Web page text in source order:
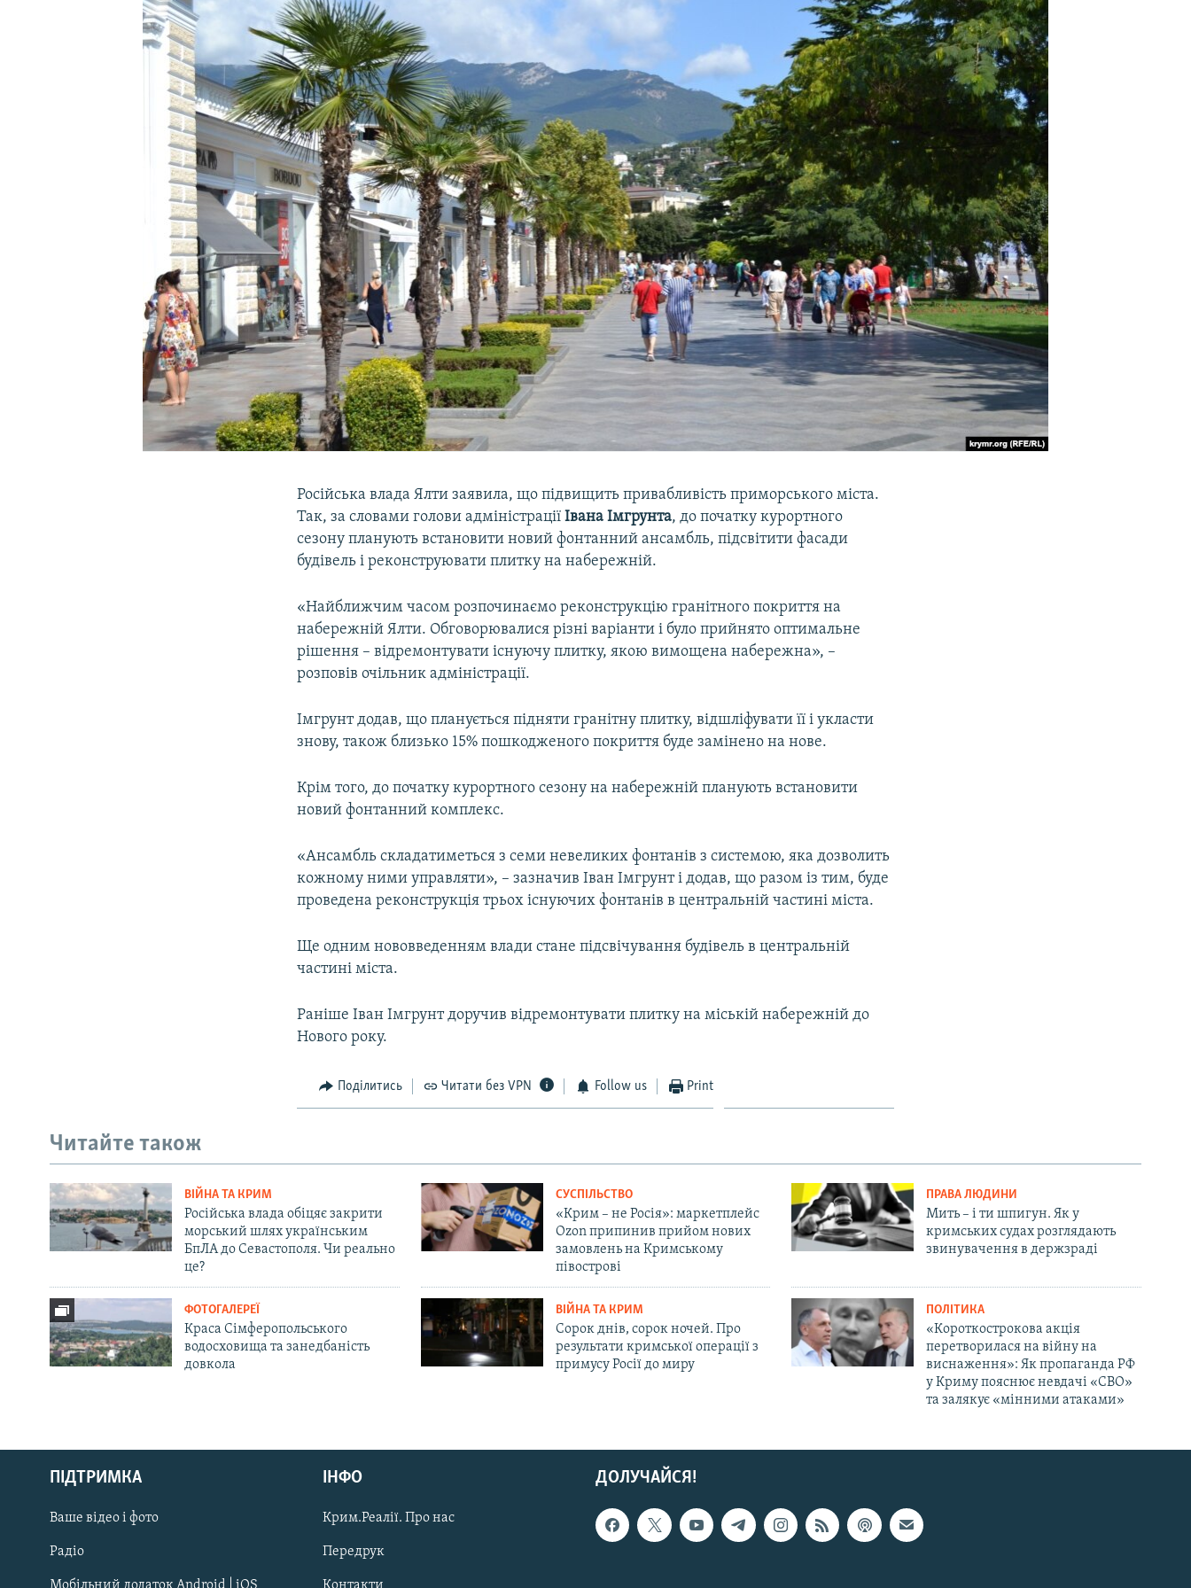
УКРАЇНСЬКА ПРОБЛЕМА КРИМУ
Русский
Qırımtatar
ДОЛУЧАЙСЯ!
Російська влада Ялти заявила, що підвищить привабливість приморського міста.
Так, за словами голови адміністрації Івана Імгрунта, до початку курортного
сезону планують встановити новий фонтанний ансамбль, підсвітити фасади
будівель і реконструювати плитку на набережній.
«Найближчим часом розпочинаємо реконструкцію гранітного покриття на
набережній Ялти. Обговорювалися різні варіанти і було прийнято оптимальне
рішення – відремонтувати існуючу плитку, якою вимощена набережна», –
розповів очільник адміністрації.
Імгрунт додав, що планується підняти гранітну плитку, відшліфувати її і укласти
знову, також близько 15% пошкодженого покриття буде замінено на нове.
Крім того, до початку курортного сезону на набережній планують встановити
новий фонтанний комплекс.
«Ансамбль складатиметься з семи невеликих фонтанів з системою, яка дозволить
кожному ними управляти», – зазначив Іван Імгрунт і додав, що разом із тим, буде
проведена реконструкція трьох існуючих фонтанів в центральній частині міста.
Ще одним нововведенням влади стане підсвічування будівель в центральній
частині міста.
Раніше Іван Імгрунт доручив відремонтувати плитку на міській набережній до
Нового року.
Поділитись Читати без VPN Follow us Print
Читайте також
ВІЙНА ТА КРИМ
Російська влада обіцяє закрити
морський шлях українським
БпЛА до Севастополя. Чи реально
це?
СУСПІЛЬСТВО
«Крим – не Росія»: маркетплейс
Ozon припинив прийом нових
замовлень на Кримському
півострові
ПРАВА ЛЮДИНИ
Мить – і ти шпигун. Як у
кримських судах розглядають
звинувачення в держзраді
ФОТОГАЛЕРЕЇ
Краса Сімферопольського
водосховища та занедбаність
довкола
ВІЙНА ТА КРИМ
Сорок днів, сорок ночей. Про
результати кримської операції з
примусу Росії до миру
ПОЛІТИКА
«Короткострокова акція
перетворилася на війну на
виснаження»: Як пропаганда РФ
у Криму пояснює невдачі «СВО»
та залякує «мінними атаками»
ДОЛУЧАЙСЯ!
ПІДТРИМКА
Ваше відео і фото
Радіо
Мобільний додаток Android | iOS
ІНФО
Крим.Реалії. Про нас
Передрук
Контакти